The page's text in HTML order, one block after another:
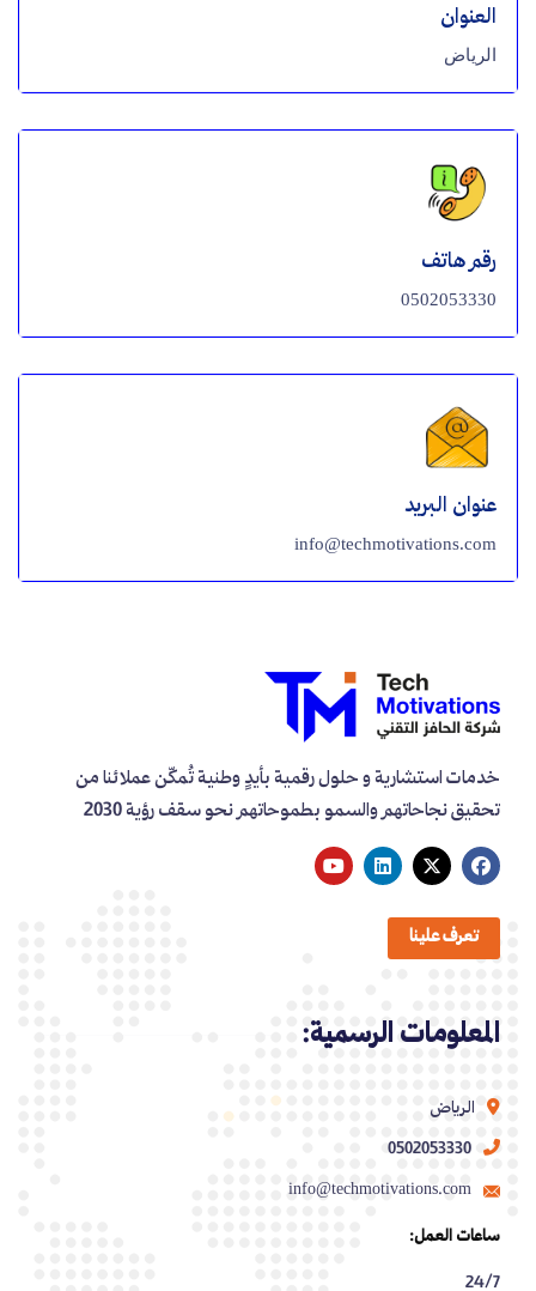
العنوان
الرياض
رقم هاتف
0502053330
عنوان البريد
info@techmotivations.com
خدمات استشارية و حلول رقمية بأيدٍ وطنية تُمكّن عملائنا من
تحقيق نجاحاتهم والسمو بطموحاتهم نحو سقف رؤية 2030
تعرف علينا
المعلومات الرسمية:
الرياض
0502053330
info@techmotivations.com
ساعات العمل:
24/7